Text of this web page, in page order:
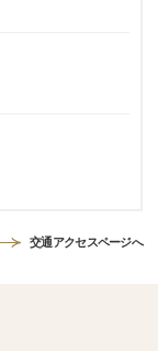
交通アクセスページへ